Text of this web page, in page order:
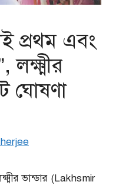
প্রথম এবং
লক্ষ্মীর
ঘোষণা
ভান্ডার (Lakhsmir